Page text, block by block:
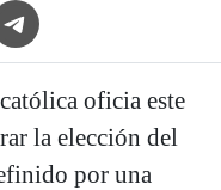
Icon Icon
oficia este
la elección del
por una